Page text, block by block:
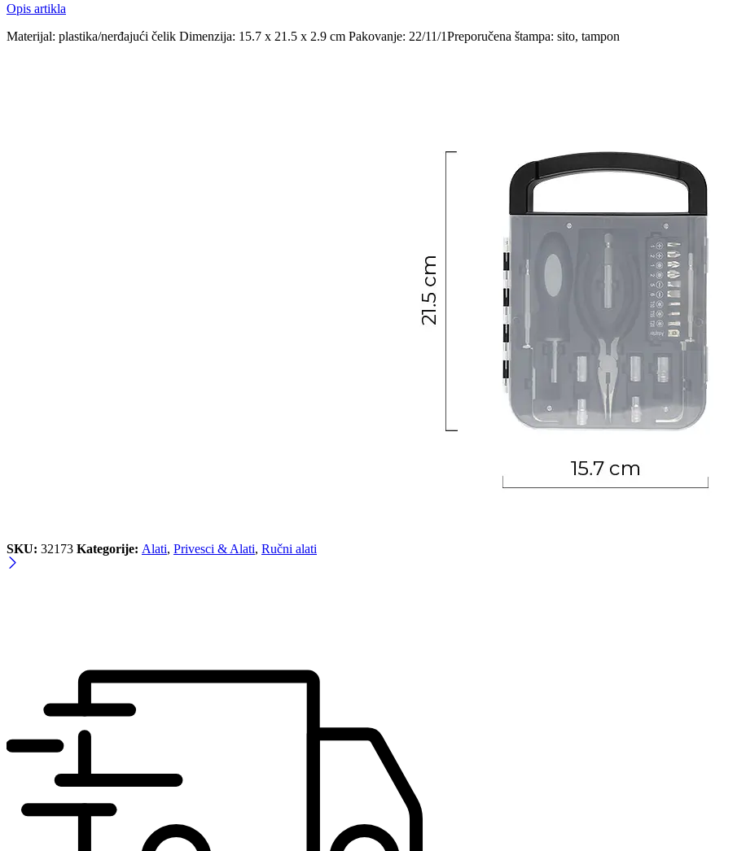
Opis artikla
Materijal: plastika/nerđajući čelik Dimenzija: 15.7 x 21.5 x 2.9 cm Pakovanje: 22/11/1Preporučena štampa: sito, tampon
SKU: 32173 Kategorije: Alati, Privesci & Alati, Ručni alati